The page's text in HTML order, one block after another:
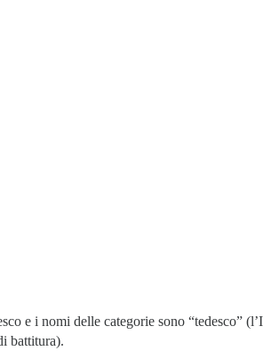
e i nomi delle categorie sono “tedesco”
battitura).